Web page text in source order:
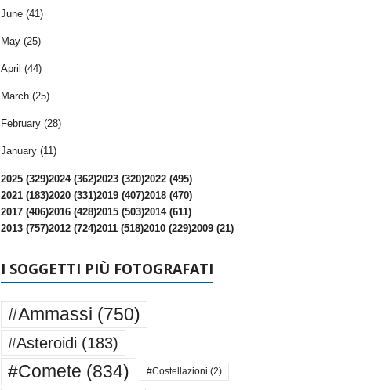
June (41)
May (25)
April (44)
March (25)
February (28)
January (11)
2025 (329)2024 (362)2023 (320)2022 (495)
2021 (183)2020 (331)2019 (407)2018 (470)
2017 (406)2016 (428)2015 (503)2014 (611)
2013 (757)2012 (724)2011 (518)2010 (229)2009 (21)
I SOGGETTI PIÙ FOTOGRAFATI
#Ammassi (750)
#Asteroidi (183)
#Comete (834) #Costellazioni (2)